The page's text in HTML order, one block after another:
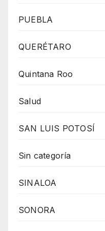
PUEBLA
QUERÉTARO
Quintana Roo
Salud
SAN LUIS POTOSÍ
Sin categoría
SINALOA
SONORA